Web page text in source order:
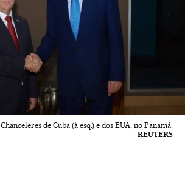
Chanceleres de Cuba (à esq.) e dos EUA, no Panamá.
REUTERS